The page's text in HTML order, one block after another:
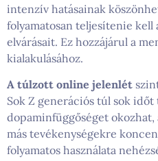
intenzív hatásainak
folyamatosan teljesítenie kell
elvárásait. Ez hozzájárul a
kialakulásához.
A túlzott online jelenlét
Sok Z generációs túl sok
dopaminfüggőséget
más tevékenységekre
folyamatos használata